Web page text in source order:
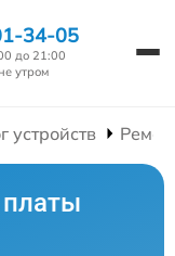
34-05
до 21:00
утром
устройств